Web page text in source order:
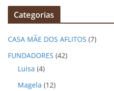
q
v
o
Categorias
CASA MÃE DOS AFLITOS (7)
FUNDADORES (42)
Luisa (4)
Magela (12)